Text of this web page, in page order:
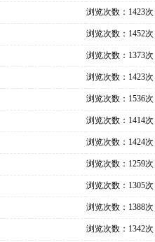
浏览次数：1423次
浏览次数：1452次
浏览次数：1373次
浏览次数：1423次
浏览次数：1536次
浏览次数：1414次
浏览次数：1424次
浏览次数：1259次
浏览次数：1305次
浏览次数：1388次
浏览次数：1342次